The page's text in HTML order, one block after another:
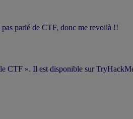
parlé de CTF, donc me revoilà !!
CTF ». Il est disponible sur